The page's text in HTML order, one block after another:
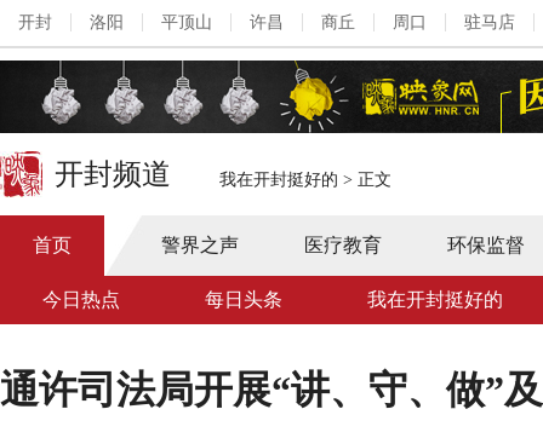
开封 洛阳 平顶山 许昌 商丘 周口 驻马店
开封频道 我在开封挺好的 > 正文
首页 警界之声 医疗教育 环保监督
今日热点 每日头条 我在开封挺好的
通许司法局开展“讲、守、做”